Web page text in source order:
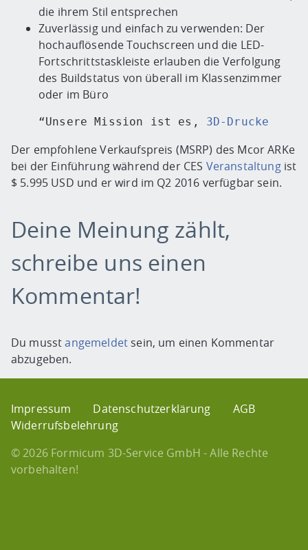
die ihrem Stil entsprechen
Zuverlässig und einfach zu verwenden: Der
hochauflösende Touchscreen und die LED-
Fortschrittstaskleiste erlauben die Verfolgung
des Buildstatus von überall im Klassenzimmer
oder im Büro
“Unsere Mission ist es, 3D-Drucker
Der empfohlene Verkaufspreis (MSRP) des Mcor ARKe
bei der Einführung während der CES Veranstaltungist
$ 5.995 USD und er wird im Q2 2016 verfügbar sein.
Deine Meinung zählt,
schreibe uns einen
Kommentar!
Du musstangemeldet sein, um einen Kommentar
abzugeben.
Impressum Datenschutzerklärung
AGB
Widerrufsbelehrung
© 2026 Formicum 3D-Service GmbH - Alle Rechte
vorbehalten!